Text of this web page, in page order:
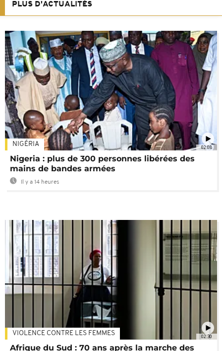
PLUS D'ACTUALITÉS
02:08
NIGÉRIA
Nigeria : plus de 300 personnes libérées des
mains de bandes armées
Il y a 14 heures
02:30
VIOLENCE CONTRE LES FEMMES
Afrique du Sud : 70 ans après la marche des